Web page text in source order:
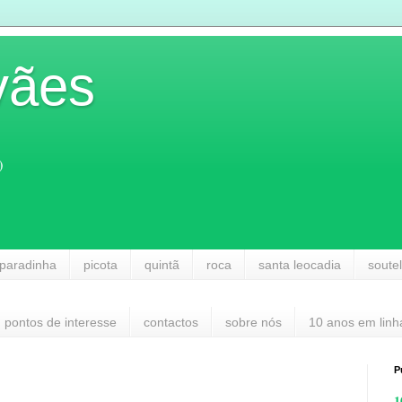
picota quintã roca santa leocadia
pontos de interesse contactos sobre nós 10 anos em